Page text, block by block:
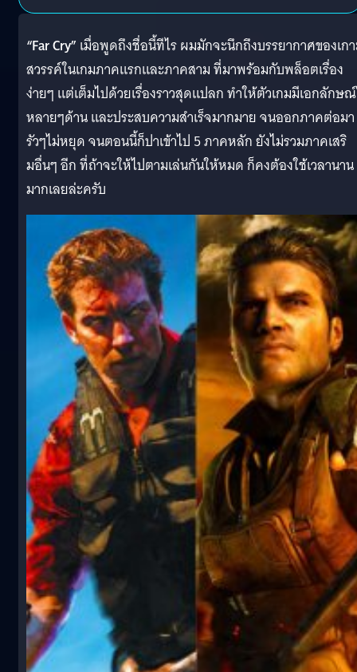
“Far Cry” เมื่อพูดถึงชื่อนี้ทีไร ผมมักจะนึกถึงบรรยากาศของเก
สวรรค์ในเกมภาคแรกและภาคสาม ที่มาพร้อมกับพล็อตเรื่อง
ง่ายๆ แต่เต็มไปด้วยเรื่องราวสุดแปลก ทำให้ตัวเกมมีเอกลักษ
หลายๆด้าน และประสบความสำเร็จมากมาย จนออกภาคต่อมา
รัวๆไม่หยุด จนตอนนี้ก็ปาเข้าไป 5 ภาคหลัก ยังไม่รวมภาคเสริ
มอื่นๆ อีก ที่ถ้าจะให้ไปตามเล่นกันให้หมด ก็คงต้องใช้เวลานาน
มากเลยล่ะครับ